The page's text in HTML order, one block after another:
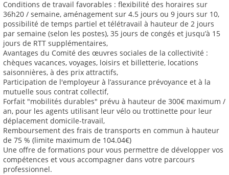
Conditions de travail favorables : flexibilité des horaires sur
36h20 / semaine, aménagement sur 4.5 jours ou 9 jours sur 10,
possibilité de temps partiel et télétravail à hauteur de 2 jours
par semaine (selon les postes), 35 jours de congés et jusqu’à 15
jours de RTT supplémentaires,
Avantages du Comité des œuvres sociales de la collectivité :
chèques vacances, voyages, loisirs et billetterie, locations
saisonnières, à des prix attractifs,
Participation de l'employeur à l’assurance prévoyance et à la
mutuelle sous contrat collectif,
Forfait "mobilités durables" prévu à hauteur de 300€ maximum /
an, pour les agents utilisant leur vélo ou trottinette pour leur
déplacement domicile-travail,
Remboursement des frais de transports en commun à hauteur
de 75 % (limite maximum de 104.04€)
Une offre de formations pour vous permettre de développer vos
compétences et vous accompagner dans votre parcours
professionnel.